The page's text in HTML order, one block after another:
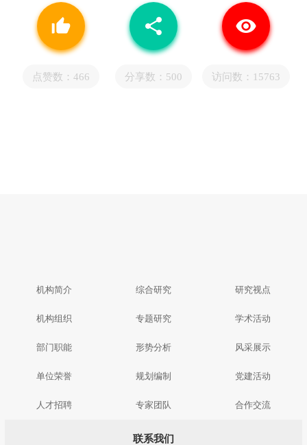
thumb_up_alt
点赞数： 466
share
分享数：500
visibility
访问数：15763
机构简介
机构组织
部门职能
单位荣誉
人才招聘
综合研究
专题研究
形势分析
规划编制
专家团队
研究视点
学术活动
风采展示
党建活动
合作交流
联系我们